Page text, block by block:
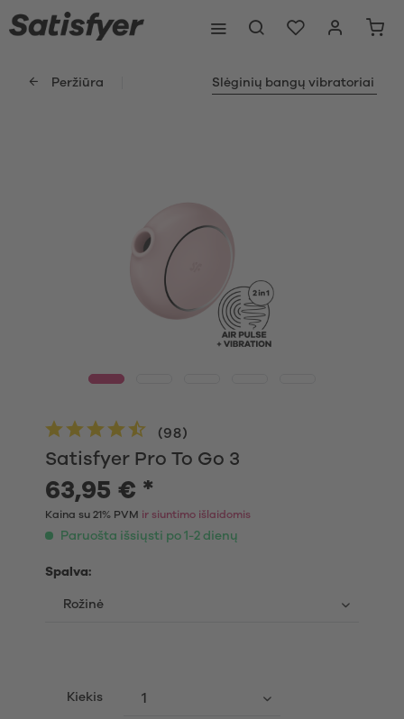
Peržiūra Slėginių bangų vibratoriai
Satisfyer Pro To Go 3
(98)
63,95 € *
Kaina su 21% PVM ir siuntimo išlaidomis
Paruošta išsiųsti po 1-2 dienų
Spalva:
Kiekis